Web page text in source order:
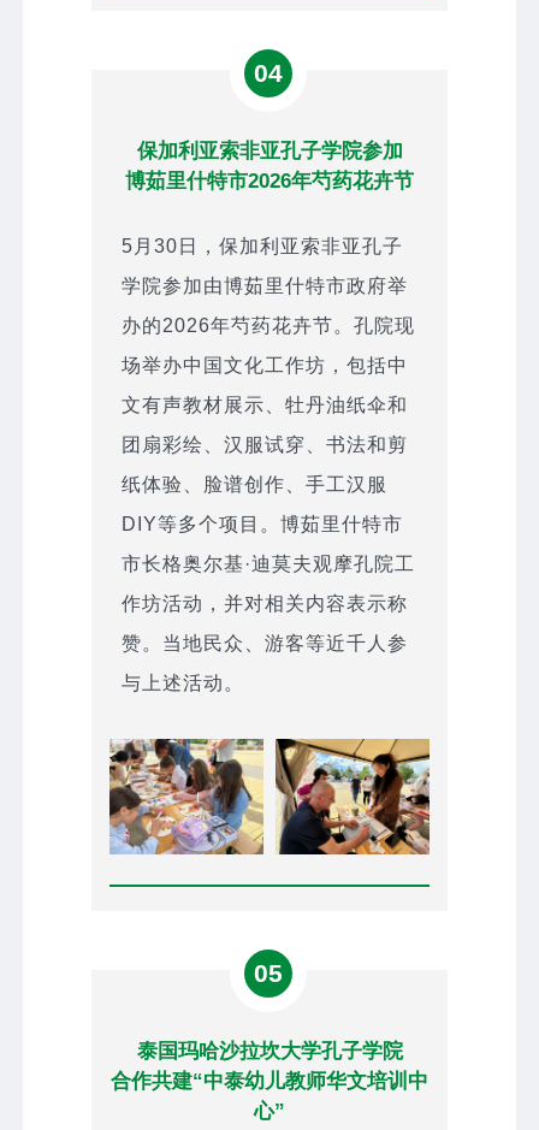
04
保加利亚索非亚孔子学院参加
博茹里什特市2026年芍药花卉节
5月30日，保加利亚索非亚孔子
学院参加由博茹里什特市政府举
办的2026年芍药花卉节。孔院现
场举办中国文化工作坊，包括中
文有声教材展示、牡丹油纸伞和
团扇彩绘、汉服试穿、书法和剪
纸体验、脸谱创作、手工汉服
DIY等多个项目。博茹里什特市
市长格奥尔基·迪莫夫观摩孔院工
作坊活动，并对相关内容表示称
赞。当地民众、游客等近千人参
与上述活动。
05
泰国玛哈沙拉坎大学孔子学院
合作共建“中泰幼儿教师华文培训中
心”